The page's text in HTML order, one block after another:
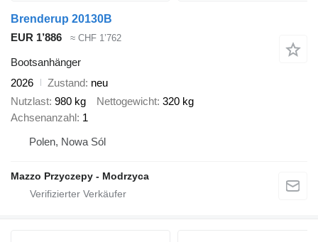
Brenderup 20130B
EUR 1’886
≈ CHF 1’762
Bootsanhänger
2026
Zustand neu
Nutzlast 980 kg Nettogewicht 320 kg
Achsenanzahl 1
Polen, Nowa Sól
Mazzo Przyczepy - Modrzyca